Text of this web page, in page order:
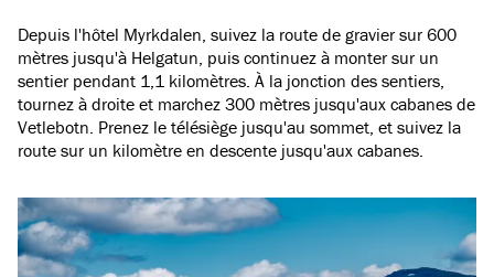
Depuis l'hôtel Myrkdalen, suivez la route de gravier sur 600
mètres jusqu'à Helgatun, puis continuez à monter sur un
sentier pendant 1,1 kilomètres. À la jonction des sentiers,
tournez à droite et marchez 300 mètres jusqu'aux cabanes de
Vetlebotn. Prenez le télésiège jusqu'au sommet, et suivez la
route sur un kilomètre en descente jusqu'aux cabanes.